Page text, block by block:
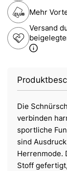
Mehr
Versand
Die
verbinden
sportliche
sind
Herrenmode.
Stoff